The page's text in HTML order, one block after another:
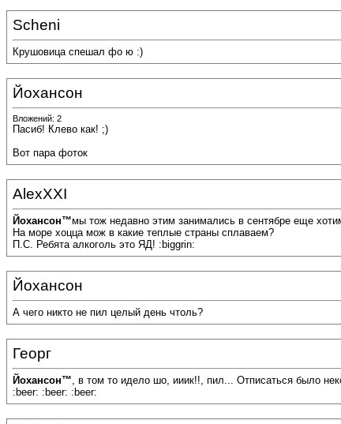
Scheni
Крушовица спешал фо ю :)
Йохансон
Вложений: 2
Пасиб! Клево как! ;)
Вот пара фоток
AlexXXI
Йохансон™мы тож недавно этим занимались в сентябре еще
На море хоцца мож в какие теплые страны сплаваем?
П.С. Ребята алкоголь это ЯД! :biggrin:
Йохансон
А чего никто не пил целый день чтоль?
Георг
Йохансон™, в том то идело шо, ииик!!, пил... Отписаться было
:beer: :beer: :beer: